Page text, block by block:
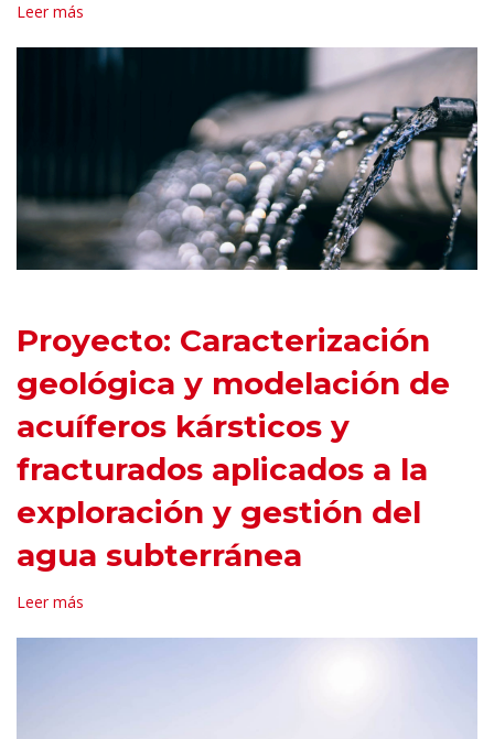
Leer más
Proyecto: Caracterización
geológica y modelación de
acuíferos kársticos y
fracturados aplicados a la
exploración y gestión del
agua subterránea
Leer más